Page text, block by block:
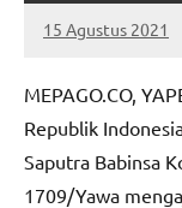
15 Agustus 2021
MEPAGO
No
MEPAGO.CO,
Republik
Saputra Babinsa
1709/Yawa